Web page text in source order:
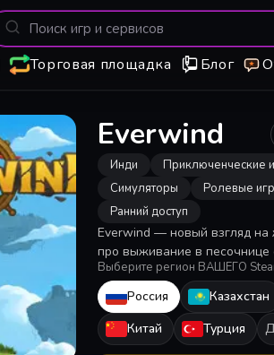
Торговая площадка Блог
Everwind
Инди
Приключенческие
Симуляторы
Ролевые
Ранний доступ
Everwind — новый взгляд на
про выживание в песочнице
первого лица. Стройте базу
острове-корабле вместе с
ресурсы, создавайте, ищите
сражайтесь и раскройте
паря над облаками!
Выберите регион ВАШЕГО
Россия Казахстан
Китай
Турция